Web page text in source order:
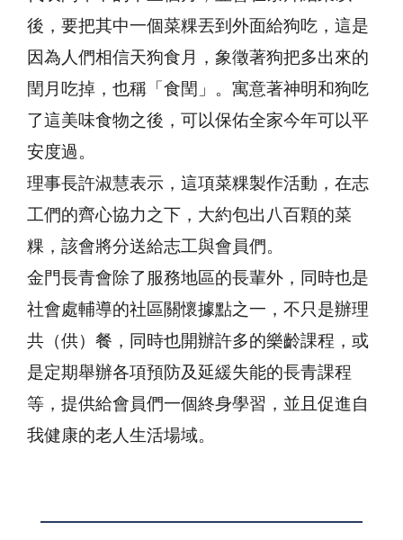
後，要把其中一個菜粿丟到外面給狗吃，這是
因為人們相信天狗食月，象徵著狗把多出來的
閏月吃掉，也稱「食閏」。寓意著神明和狗吃
了這美味食物之後，可以保佑全家今年可以平
安度過。
理事長許淑慧表示，這項菜粿製作活動，在志
工們的齊心協力之下，大約包出八百顆的菜
粿，該會將分送給志工與會員們。
金門長青會除了服務地區的長輩外，同時也是
社會處輔導的社區關懷據點之一，不只是辦理
共（供）餐，同時也開辦許多的樂齡課程，或
是定期舉辦各項預防及延緩失能的長青課程
等，提供給會員們一個終身學習，並且促進自
我健康的老人生活場域。